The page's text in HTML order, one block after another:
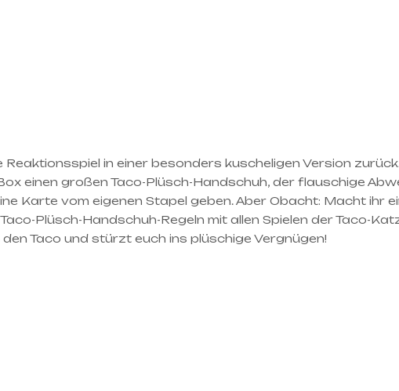
in einer besonders kuscheligen Version
einen großen Taco-Plüsch-Handschuh, der flauschige
Karte vom eigenen Stapel geben. Aber Obacht: Macht ihr
Plüsch-Handschuh-Regeln mit allen Spielen der Taco-
Taco und stürzt euch ins plüschige Vergnügen!